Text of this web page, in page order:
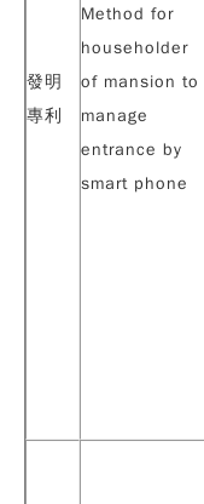
發明
專利
Method for
householder
of mansion to
manage
entrance by
smart phone